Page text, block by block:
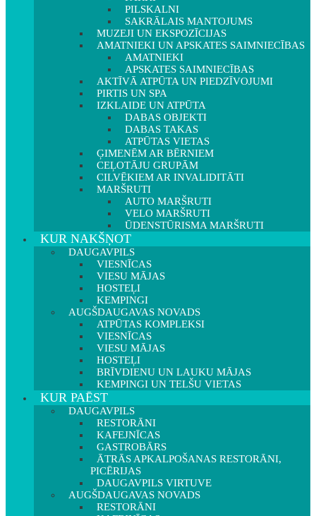
PILSKALNI
SAKRĀLAIS MANTOJUMS
MUZEJI UN EKSPOZĪCIJAS
AMATNIEKI UN APSKATES SAIMNIECĪBAS
AMATNIEKI
APSKATES SAIMNIECĪBAS
AKTĪVĀ ATPŪTA UN PIEDZĪVOJUMI
PIRTIS UN SPA
IZKLAIDE UN ATPŪTA
DABAS OBJEKTI
DABAS TAKAS
ATPŪTAS VIETAS
ĢIMENĒM AR BĒRNIEM
CEĻOTĀJU GRUPĀM
CILVĒKIEM AR INVALIDITĀTI
MARŠRUTI
AUTO MARŠRUTI
VELO MARŠRUTI
ŪDENSTŪRISMA MARŠRUTI
KUR NAKŠŅOT
DAUGAVPILS
VIESNĪCAS
VIESU MĀJAS
HOSTEĻI
KEMPINGI
AUGŠDAUGAVAS NOVADS
ATPŪTAS KOMPLEKSI
VIESNĪCAS
VIESU MĀJAS
HOSTEĻI
BRĪVDIENU UN LAUKU MĀJAS
KEMPINGI UN TELŠU VIETAS
KUR PAĒST
DAUGAVPILS
RESTORĀNI
KAFEJNĪCAS
GASTROBĀRS
ĀTRĀS APKALPOŠANAS RESTORĀNI,
PICĒRIJAS
DAUGAVPILS VIRTUVE
AUGŠDAUGAVAS NOVADS
RESTORĀNI